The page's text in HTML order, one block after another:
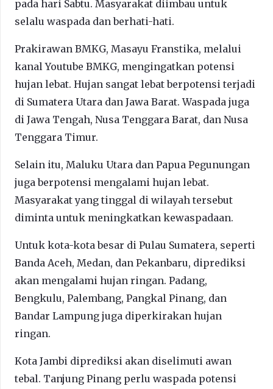
pada hari Sabtu. Masyarakat diimbau untuk
selalu waspada dan berhati-hati.
Prakirawan BMKG, Masayu Franstika, melalui
kanal Youtube BMKG, mengingatkan potensi
hujan lebat. Hujan sangat lebat berpotensi terjadi
di Sumatera Utara dan Jawa Barat. Waspada juga
di Jawa Tengah, Nusa Tenggara Barat, dan Nusa
Tenggara Timur.
Selain itu, Maluku Utara dan Papua Pegunungan
juga berpotensi mengalami hujan lebat.
Masyarakat yang tinggal di wilayah tersebut
diminta untuk meningkatkan kewaspadaan.
Untuk kota-kota besar di Pulau Sumatera, seperti
Banda Aceh, Medan, dan Pekanbaru, diprediksi
akan mengalami hujan ringan. Padang,
Bengkulu, Palembang, Pangkal Pinang, dan
Bandar Lampung juga diperkirakan hujan
ringan.
Kota Jambi diprediksi akan diselimuti awan
tebal. Tanjung Pinang perlu waspada potensi